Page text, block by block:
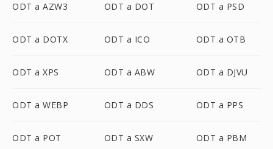
ODT a AZW3 ODT a DOT ODT a PSD
ODT a DOTX ODT a ICO ODT a OTB
ODT a XPS ODT a ABW ODT a DJVU
ODT a WEBP ODT a DDS ODT a PPS
ODT a POT ODT a SXW ODT a PBM